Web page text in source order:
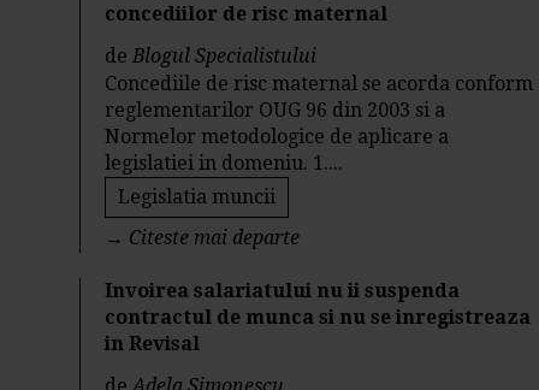
concediilor de risc maternal
deBlogul Specialistului
Concediile de risc maternal se acorda conform
reglementarilor OUG 96 din 2003 si a
Normelor metodologice de aplicare a
legislatiei in domeniu. 1....
Legislatia muncii
→ Citeste mai departe
Invoirea salariatului nu ii suspenda
contractul de munca si nu se inregistreaza
in Revisal